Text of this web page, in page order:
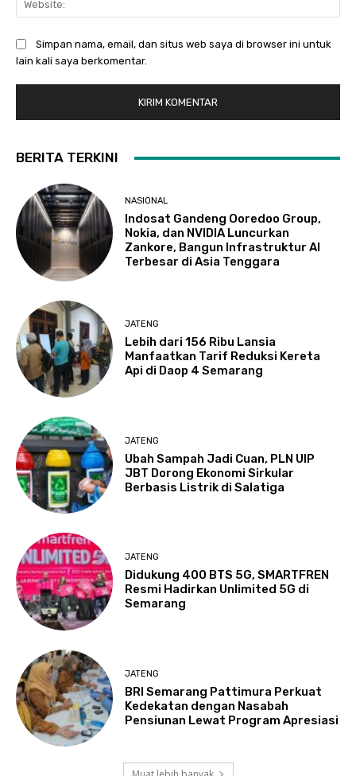
Simpan nama, email, dan situs web saya di browser ini untuk
lain kali saya berkomentar.
BERITA TERKINI
NASIONAL
Indosat Gandeng Ooredoo Group,
Nokia, dan NVIDIA Luncurkan
Zankore, Bangun Infrastruktur AI
Terbesar di Asia Tenggara
JATENG
Lebih dari 156 Ribu Lansia
Manfaatkan Tarif Reduksi Kereta
Api di Daop 4 Semarang
JATENG
Ubah Sampah Jadi Cuan, PLN UIP
JBT Dorong Ekonomi Sirkular
Berbasis Listrik di Salatiga
JATENG
Didukung 400 BTS 5G, SMARTFREN
Resmi Hadirkan Unlimited 5G di
Semarang
JATENG
BRI Semarang Pattimura Perkuat
Kedekatan dengan Nasabah
Pensiunan Lewat Program Apresiasi